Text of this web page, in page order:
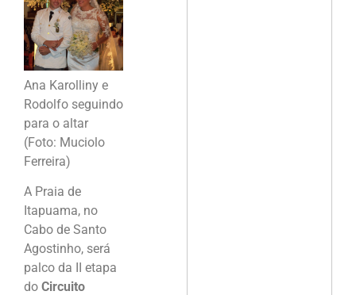
Ana Karolliny e
Rodolfo seguindo
para o altar
(Foto: Muciolo
Ferreira)
A Praia de
Itapuama, no
Cabo de Santo
Agostinho, será
palco da II etapa
do Circuito